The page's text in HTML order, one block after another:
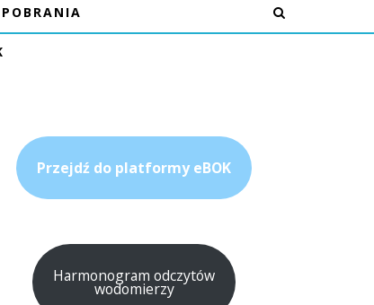
Przejdź do platformy eBOK
Harmonogram odczytów
wodomierzy